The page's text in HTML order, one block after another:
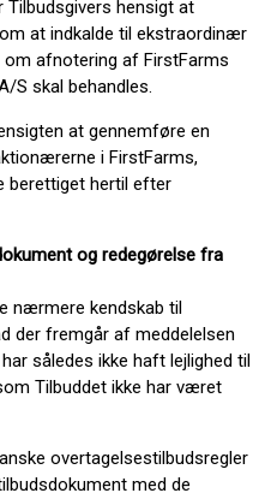
Tilbudsgivers hensigt at
at indkalde til ekstraordinær
afnotering af FirstFarms
S skal behandles.
at gennemføre en
i FirstFarms,
berettiget hertil efter
og redegørelse fra
nærmere kendskab til
der fremgår af meddelelsen
således ikke haft lejlighed til
Tilbuddet ikke har været
overtagelsestilbudsregler
med de